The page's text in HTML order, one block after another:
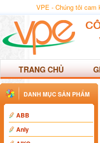
VPE - Chúng tôi cam
TRANG CHỦ
DANH MỤC SẢN PHẨM
ABB
Anly